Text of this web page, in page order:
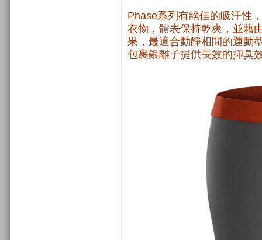
Phase系列有絕佳的吸汗性
衣物，體表保持乾爽，並藉
果，最適合動靜相間的運動
包裹銀離子提供長效的抑臭